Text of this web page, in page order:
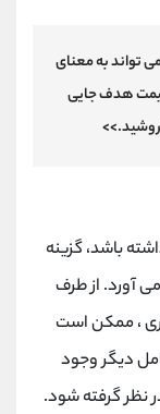
تواند به معنای
هدف جایی
باشد، گزینه
آورد. از طرف
، ممکن است
دیگر وجود
نظر گرفته شود.